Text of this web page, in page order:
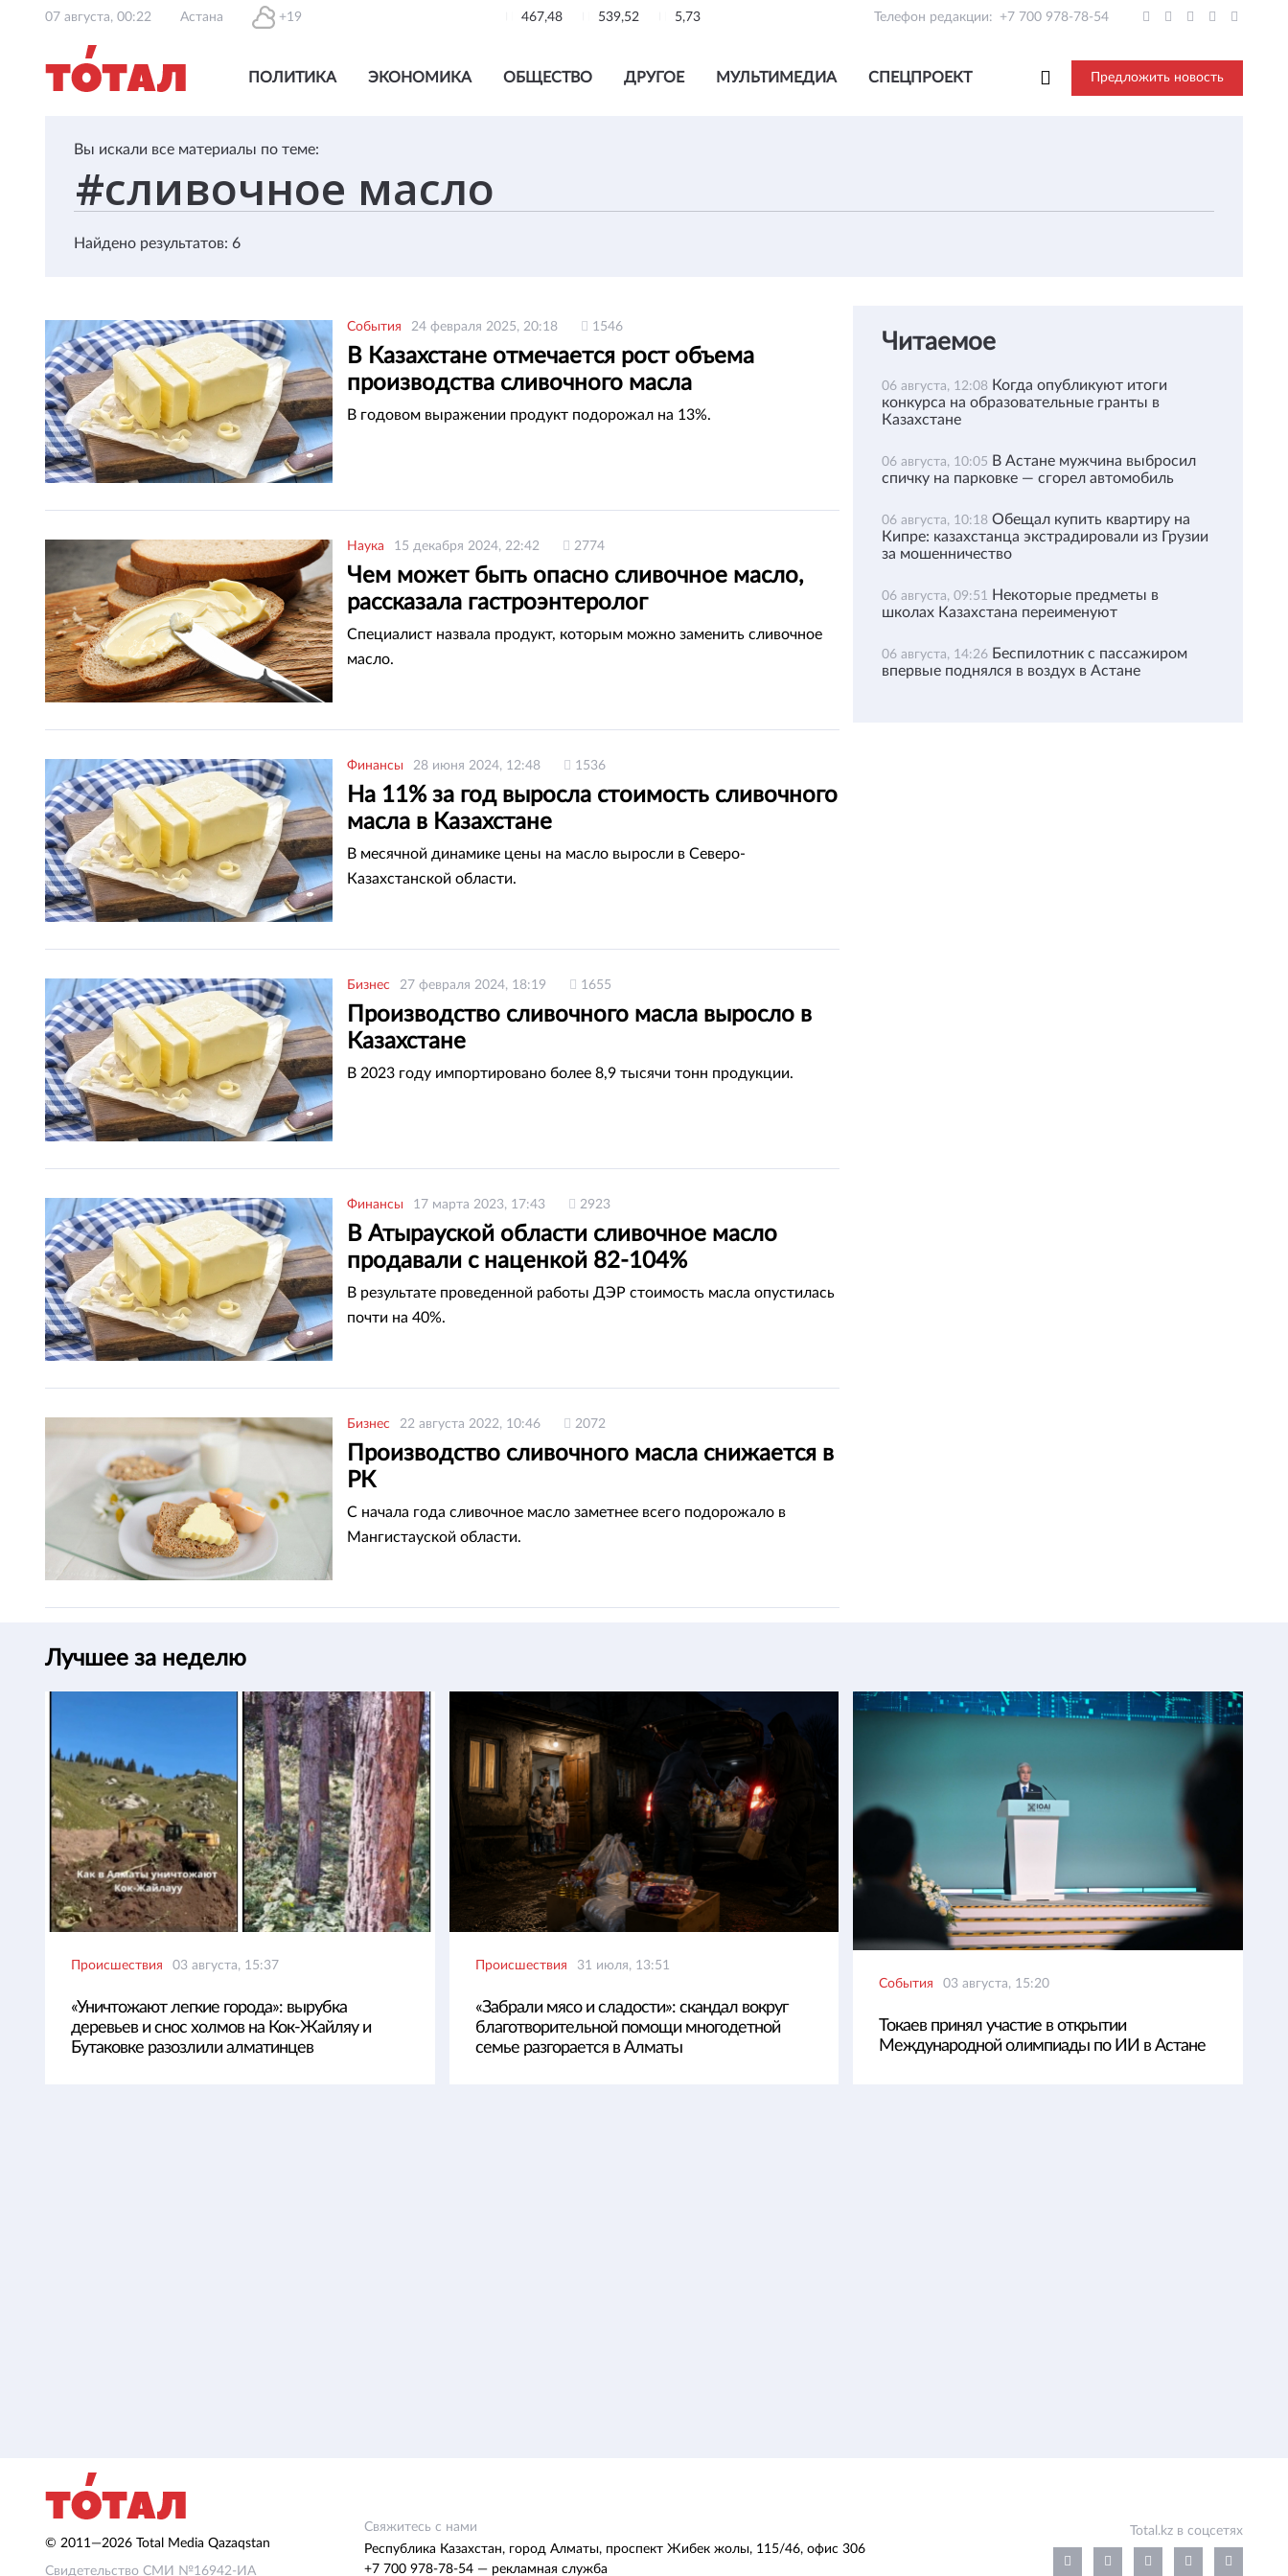
07 августа, 00:22 Астана +19 467,48 539,52 5,73 Телефон редакции: +7 700 978-78-54
ПОЛИТИКА ЭКОНОМИКА ОБЩЕСТВО ДРУГОЕ МУЛЬТИМЕДИА СПЕЦПРОЕКТ Предложить новость
Вы искали все материалы по теме:
Найдено результатов: 6
События 24 февраля 2025, 20:18 1546
В Казахстане отмечается рост объема
производства сливочного масла
В годовом выражении продукт подорожал на 13%.
Наука 15 декабря 2024, 22:42 2774
Чем может быть опасно сливочное масло,
рассказала гастроэнтеролог
Специалист назвала продукт, которым можно заменить сливочное
масло.
Финансы 28 июня 2024, 12:48 1536
На 11% за год выросла стоимость сливочного
масла в Казахстане
В месячной динамике цены на масло выросли в Северо-
Казахстанской области.
Бизнес 27 февраля 2024, 18:19 1655
Производство сливочного масла выросло в
Казахстане
В 2023 году импортировано более 8,9 тысячи тонн продукции.
Финансы 17 марта 2023, 17:43 2923
В Атырауской области сливочное масло
продавали с наценкой 82-104%
В результате проведенной работы ДЭР стоимость масла опустилась
почти на 40%.
Бизнес 22 августа 2022, 10:46 2072
Производство сливочного масла снижается в
РК
С начала года сливочное масло заметнее всего подорожало в
Мангистауской области.
Читаемое
06 августа, 12:08 Когда опубликуют итоги
конкурса на образовательные гранты в
Казахстане
06 августа, 10:05 В Астане мужчина выбросил
спичку на парковке — сгорел автомобиль
06 августа, 10:18 Обещал купить квартиру на
Кипре: казахстанца экстрадировали из Грузии
за мошенничество
06 августа, 09:51 Некоторые предметы в
школах Казахстана переименуют
06 августа, 14:26 Беспилотник с пассажиром
впервые поднялся в воздух в Астане
Лучшее за неделю
Происшествия 03 августа, 15:37
«Уничтожают легкие города»: вырубка
деревьев и снос холмов на Кок-Жайляу и
Бутаковке разозлили алматинцев
Происшествия 31 июля, 13:51
«Забрали мясо и сладости»: скандал вокруг
благотворительной помощи многодетной
семье разгорается в Алматы
События 03 августа, 15:20
Токаев принял участие в открытии
Международной олимпиады по ИИ в Астане
© 2011—2026 Total Media Qazaqstan
Свидетельство СМИ №16942-ИА
Свяжитесь с нами
Республика Казахстан, город Алматы, проспект Жибек жолы, 115/46, офис 306
+7 700 978-78-54 — рекламная служба
Total.kz в соцсетях